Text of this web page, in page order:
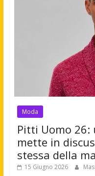
Moda
Pitti Uomo 26:
mette in
stessa della
15 Giugno 2026